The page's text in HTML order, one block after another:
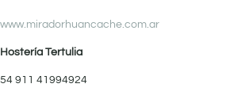
www.miradorhuancache.com.ar
Hostería Tertulia
54 911 41994924